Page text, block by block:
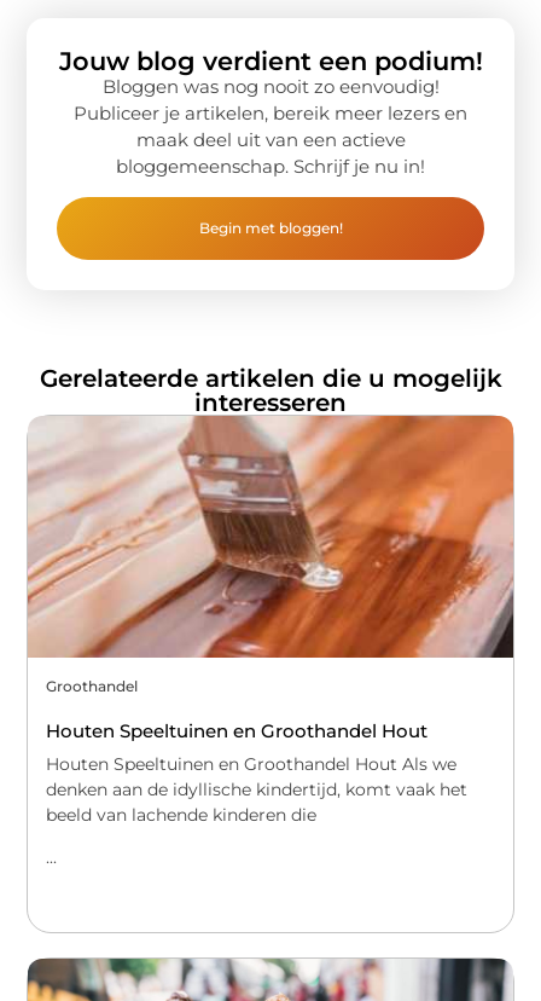
Jouw blog verdient een podium!
Bloggen was nog nooit zo eenvoudig!
Publiceer je artikelen, bereik meer lezers en
maak deel uit van een actieve
bloggemeenschap. Schrijf je nu in!
Begin met bloggen!
Gerelateerde artikelen die u mogelijk
interesseren
Groothandel
Houten Speeltuinen en Groothandel Hout
Houten Speeltuinen en Groothandel Hout Als we
denken aan de idyllische kindertijd, komt vaak het
beeld van lachende kinderen die
...